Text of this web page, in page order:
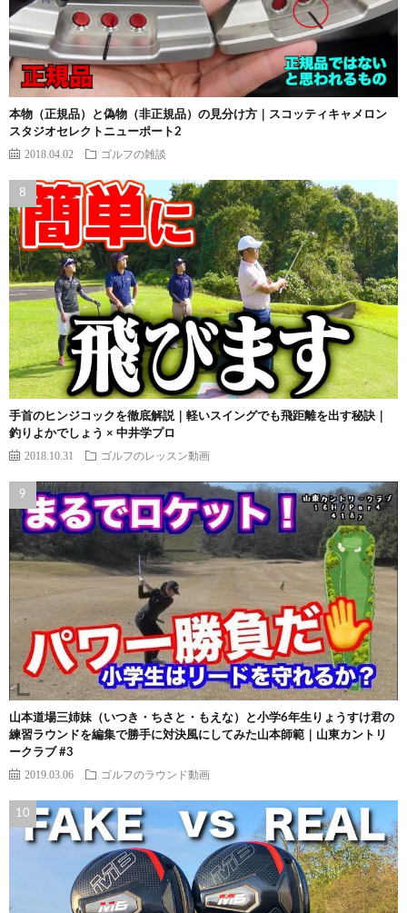
本物（正規品）と偽物（非正規品）の見分け方｜スコッティキャメロン
スタジオセレクトニューポート2
2018.04.02 ゴルフの雑談
手首のヒンジコックを徹底解説｜軽いスイングでも飛距離を出す秘訣｜
釣りよかでしょう × 中井学プロ
2018.10.31 ゴルフのレッスン動画
山本道場三姉妹（いつき・ちさと・もえな）と小学6年生りょうすけ君の
練習ラウンドを編集で勝手に対決風にしてみた山本師範｜山東カントリ
ークラブ #3
2019.03.06 ゴルフのラウンド動画